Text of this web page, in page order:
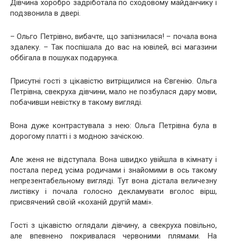
Дівчина хоробро задріботала по сходовому майданчику і
подзвонила в двері.
– Ольго Петрівно, вибачте, що запізнилася! – почала вона
здалеку. – Так поспішала до вас на ювілей, всі магазини
оббігала в пошуках подарунка.
Присутні гості з цікавістю витріщилися на Євгенію. Ольга
Петрівна, свекруха дівчини, мало не позбулася дару мови,
побачивши невістку в такому вигляді.
Вона дуже контрастувала з нею: Ольга Петрівна була в
дорогому платті і з модною зачіскою.
Але женя не відступала. Вона швидко увійшла в кімнату і
постала перед усіма родичами і знайомими в ось такому
непрезентабельному вигляді. Тут вона дістала величезну
листівку і почала голосно декламувати вголос вірш,
присвячений своїй «коханій другій мамі».
Гості з цікавістю оглядали дівчину, а свекруха повільно,
але впевнено покривалася червоними плямами. На